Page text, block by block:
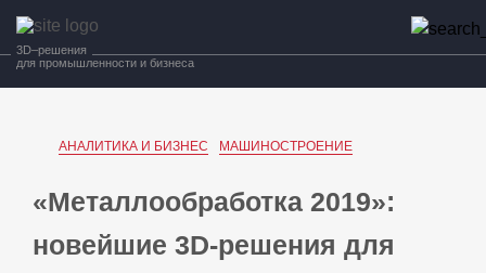
3D–решения
для промышленности и бизнеса
АНАЛИТИКА И БИЗНЕС МАШИНОСТРОЕНИЕ
«Металлообработка 2019»:
новейшие 3D-решения для